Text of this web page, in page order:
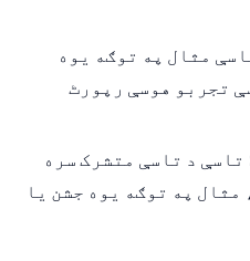
مثال په توګه یوه
تجربو هوسې رپورٹ
تاسې د تاسې متشرک سره
مثال په توګه یوه جشن یا